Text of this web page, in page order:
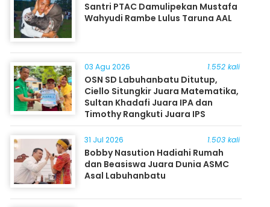
Santri PTAC Damulipekan Mustafa
Wahyudi Rambe Lulus Taruna AAL
03 Agu 2026 1.552 kali
OSN SD Labuhanbatu Ditutup,
Ciello Situngkir Juara Matematika,
Sultan Khadafi Juara IPA dan
Timothy Rangkuti Juara IPS
31 Jul 2026 1.503 kali
Bobby Nasution Hadiahi Rumah
dan Beasiswa Juara Dunia ASMC
Asal Labuhanbatu